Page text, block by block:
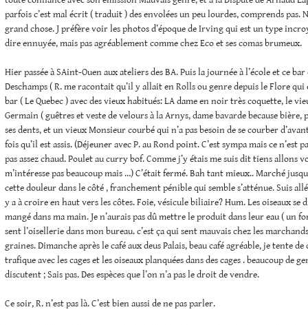
parfois c’est mal écrit ( traduit ) des envolées un peu lourdes, comprends pas.
grand chose. J préfère voir les photos d’époque de Irving qui est un type
dire ennuyée, mais pas agréablement comme chez Eco et ses comas brumeux.
Hier passée à SAint-Ouen aux ateliers des BA. Puis la journée à l’école et ce
Deschamps ( R. me racontait qu’il y allait en Rolls ou genre depuis le Flore qui
bar ( Le Quebec ) avec des vieux habitués: LA dame en noir très coquette, le
Germain ( guêtres et veste de velours à la Arnys, dame bavarde because
ses dents, et un vieux Monsieur courbé qui n’a pas besoin de se courber
fois qu’il est assis. (Déjeuner avec P. au Rond point. C’est sympa mais ce n’est
pas assez chaud. Poulet au curry bof. Comme j’y étais me suis dit tiens allons
m’intéresse pas beaucoup mais …) C’était fermé. Bah tant mieux.. Marché
cette douleur dans le côté , franchement pénible qui semble s’atténue. Suis
y a à croire en haut vers les côtes. Foie, vésicule biliaire? Hum. Les oiseaux se
mangé dans ma main. Je n’aurais pas dû mettre le produit dans leur eau ( un
sent l’oisellerie dans mon bureau. c’est ça qui sent mauvais chez les
graines. Dimanche après le café aux deus Palais, beau café agréable, je tente
trafique avec les cages et les oiseaux planquées dans des cages . beaucoup de
discutent ; Sais pas. Des espèces que l’on n’a pas le droit de vendre.
Ce soir, R. n’est pas là. C’est bien aussi de ne pas parler.